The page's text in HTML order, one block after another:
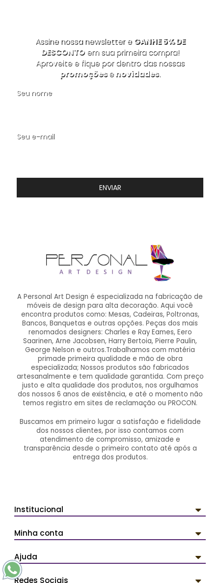
Assine nossa newsletter e GANHE 5% DE
DESCONTOem sua primeira compra!
Aproveite e fique por dentro das nossas
promoçõesenovidades.
Seu nome
Seu e-mail
ENVIAR
A Personal Art Design é especializada na fabricação de
móveis de design para alta decoração. Aqui você
encontra produtos como: Mesas, Cadeiras, Poltronas,
Bancos, Banquetas e outras opções. Peças dos mais
renomados designers: Charles e Ray Eames, Eero
Saarinen, Arne Jacobsen, Harry Bertoia, Pierre Paulin,
George Nelson e outros.Trabalhamos com matéria
primade primeira qualidade e mão de obra
especializada; Nossos produtos são fabricados
artesanalmente e tem qualidade garantida. Com preço
justo e alta qualidade dos produtos, nos orgulhamos
dos nossos 6 anos de existência, e até o momento não
temos registro em sites de reclamação ou PROCON.
Buscamos em primeiro lugar a satisfação e fidelidade
dos nossos clientes, por isso contamos com
atendimento de compromisso, amizade e
transparência desde o primeiro contato até após a
entrega dos produtos.
Institucional
Minha conta
Ajuda
Redes Sociais